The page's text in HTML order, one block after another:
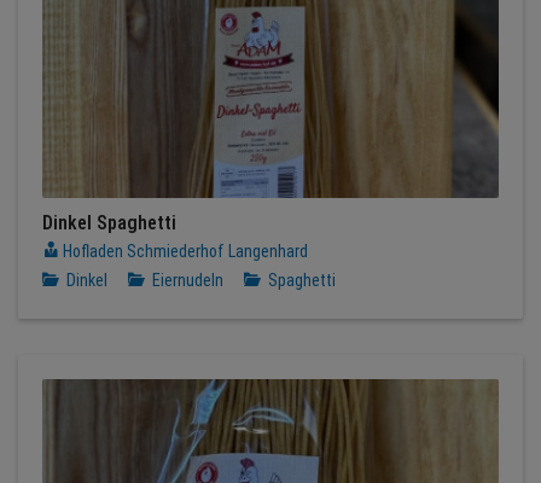
Dinkel Spaghetti
Hofladen Schmiederhof Langenhard
Dinkel
Eiernudeln Spaghetti